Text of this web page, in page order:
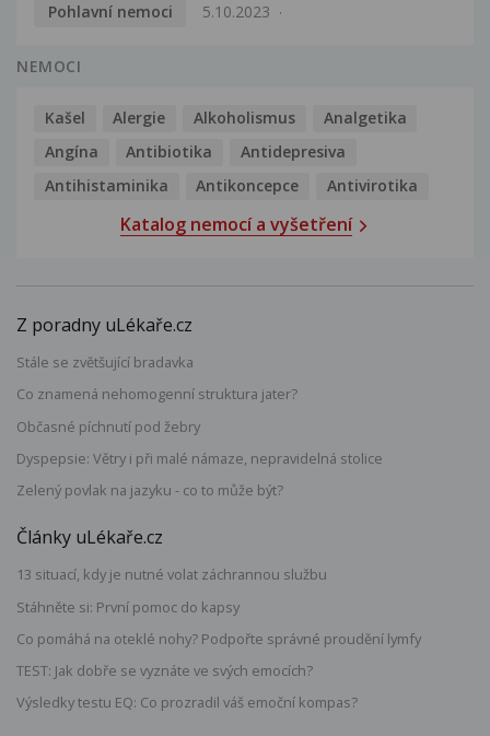
Pohlavní nemoci
5.10.2023
NEMOCI
Kašel Alergie Alkoholismus
Analgetika
Angína
Antibiotika
Antidepresiva
Antihistaminika
Antikoncepce Antivirotika
Katalog nemocí a vyšetření
Z poradny uLékaře.cz
Stále se zvětšující bradavka
Co znamená nehomogenní struktura jater?
Občasné píchnutí pod žebry
Dyspepsie: Větry i při malé námaze, nepravidelná stolice
Zelený povlak na jazyku - co to může být?
Články uLékaře.cz
13 situací, kdy je nutné volat záchrannou službu
Stáhněte si: První pomoc do kapsy
Co pomáhá na oteklé nohy? Podpořte správné proudění lymfy
TEST: Jak dobře se vyznáte ve svých emocích?
Výsledky testu EQ: Co prozradil váš emoční kompas?